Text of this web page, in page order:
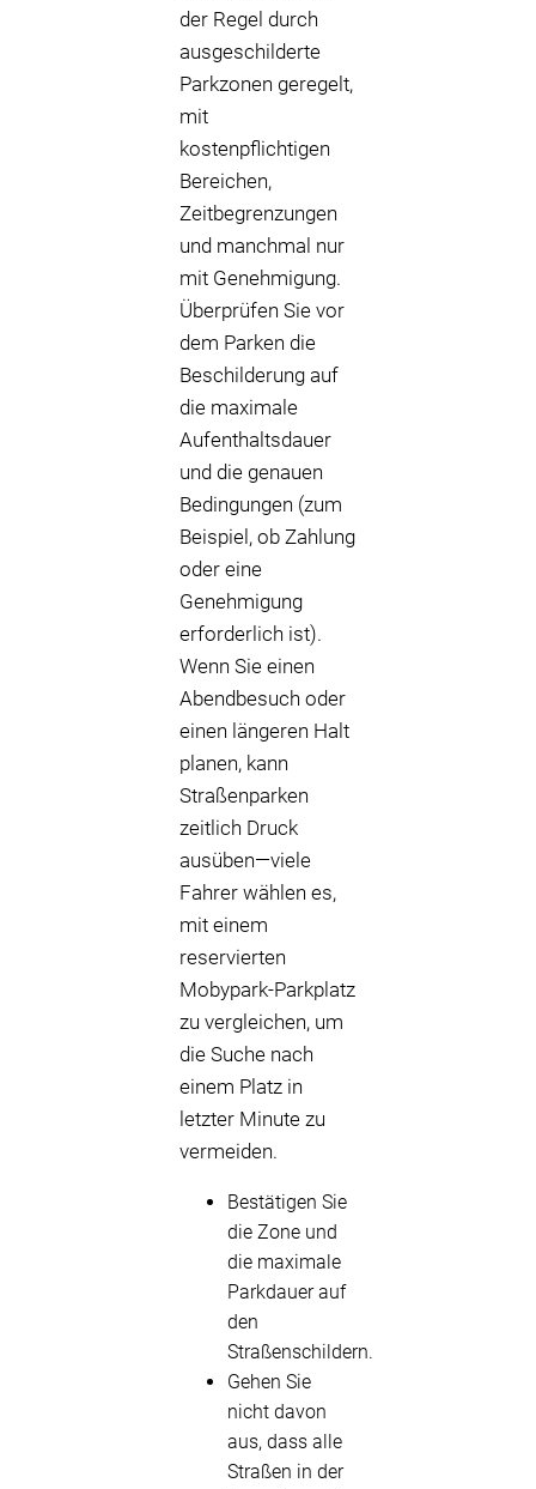
der Regel durch
ausgeschilderte
Parkzonen geregelt,
mit
kostenpflichtigen
Bereichen,
Zeitbegrenzungen
und manchmal nur
mit Genehmigung.
Überprüfen Sie vor
dem Parken die
Beschilderung auf
die maximale
Aufenthaltsdauer
und die genauen
Bedingungen (zum
Beispiel, ob Zahlung
oder eine
Genehmigung
erforderlich ist).
Wenn Sie einen
Abendbesuch oder
einen längeren Halt
planen, kann
Straßenparken
zeitlich Druck
ausüben—viele
Fahrer wählen es,
mit einem
reservierten
Mobypark-Parkplatz
zu vergleichen, um
die Suche nach
einem Platz in
letzter Minute zu
vermeiden.
Bestätigen Sie
die Zone und
die maximale
Parkdauer auf
den
Straßenschildern.
Gehen Sie
nicht davon
aus, dass alle
Straßen in der